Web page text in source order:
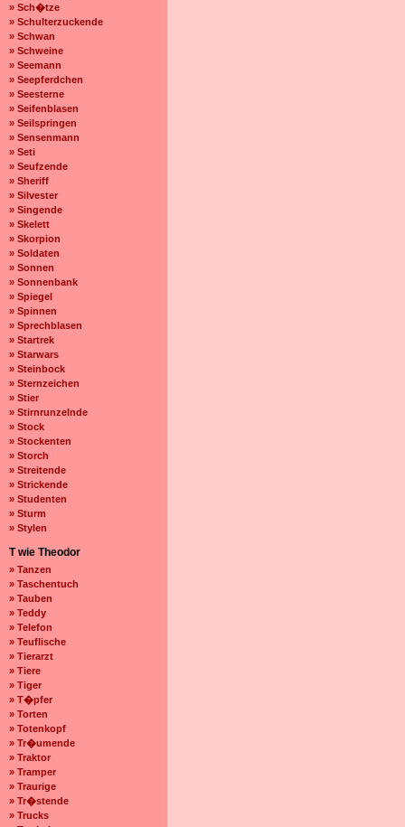
» Sch�tze
» Schulterzuckende
» Schwan
» Schweine
» Seemann
» Seepferdchen
» Seesterne
» Seifenblasen
» Seilspringen
» Sensenmann
» Seti
» Seufzende
» Sheriff
» Silvester
» Singende
» Skelett
» Skorpion
» Soldaten
» Sonnen
» Sonnenbank
» Spiegel
» Spinnen
» Sprechblasen
» Startrek
» Starwars
» Steinbock
» Sternzeichen
» Stier
» Stirnrunzelnde
» Stock
» Stockenten
» Storch
» Streitende
» Strickende
» Studenten
» Sturm
» Stylen
T wie Theodor
» Tanzen
» Taschentuch
» Tauben
» Teddy
» Telefon
» Teuflische
» Tierarzt
» Tiere
» Tiger
» T�pfer
» Torten
» Totenkopf
» Tr�umende
» Traktor
» Tramper
» Traurige
» Tr�stende
» Trucks